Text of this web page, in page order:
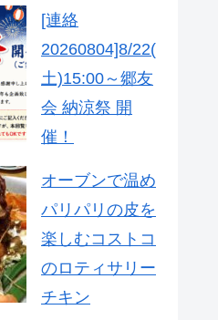
[連絡
20260804]8/22(
土)15:00～郷友
会 納涼祭 開
催！
オーブンで温め
パリパリの皮を
楽しむコストコ
のロティサリー
チキン